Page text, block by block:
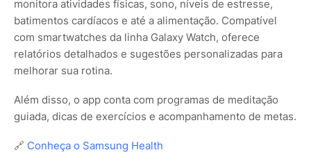
monitora atividades físicas, sono, níveis de estresse,
batimentos cardíacos e até a alimentação. Compatível
com smartwatches da linha Galaxy Watch, oferece
relatórios detalhados e sugestões personalizadas para
melhorar sua rotina.
Além disso, o app conta com programas de meditação
guiada, dicas de exercícios e acompanhamento de metas.
🔗 Conheça o Samsung Health